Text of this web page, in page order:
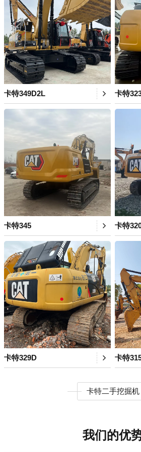
卡特349D2L 卡特
卡特345 卡特
卡特329D 卡特
卡特二手挖掘机
我们的优